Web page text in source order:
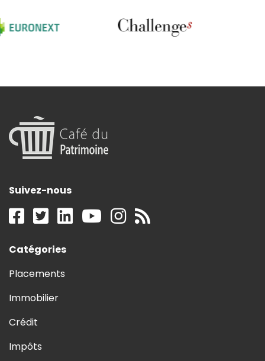
Suivez-nous
Catégories
Placements
Immobilier
Crédit
Impôts